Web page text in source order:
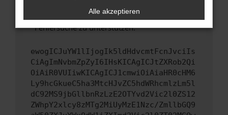
uns diesen Text schicken, um uns bei der
Fehlersuche zu unterstützen:
ewogICJuYW1lIjogIk5ldHdvcmtFcnJvciIs
CiAgImNvbmZpZyI6IHsKICAgICJtZXRob2Qi
OiAiR0VUIiwKICAgICJ1cmwiOiAiaHR0cHM6
Ly9hcGkueC5ha3MtcHJvZC5hdWRhcmlzLm5l
dC92MS9jbGllbnRzLzE2OTYvd2Vic2l0ZS12
ZWhpY2xlcy8zMTg2MiUyMzE1Nzc/ZmllbGQ9
Alle akzeptieren